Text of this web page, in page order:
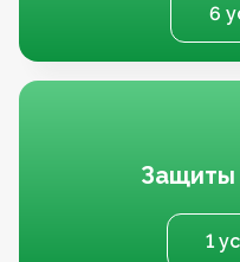
6
Защиты
1